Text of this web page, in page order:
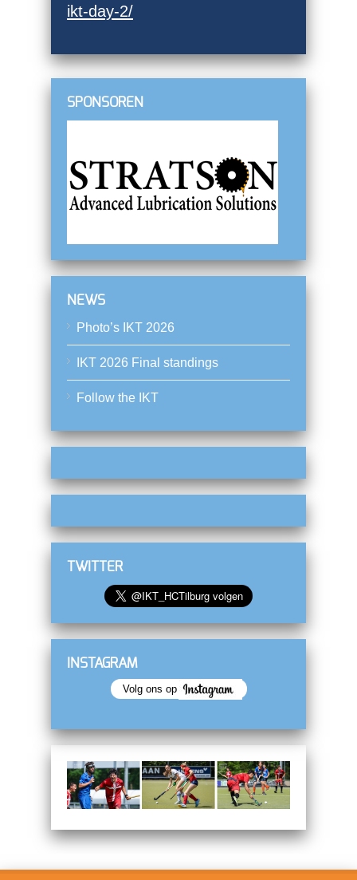
ikt-day-2/
SPONSOREN
NEWS
Photo’s IKT 2026
IKT 2026 Final standings
Follow the IKT
TWITTER
INSTAGRAM
Volg ons op